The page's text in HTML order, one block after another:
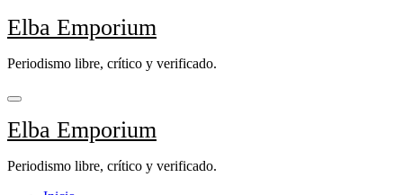
Saltar
al
Elba Emporium
Periodismo libre, crítico y verificado.
Elba Emporium
Periodismo libre, crítico y verificado.